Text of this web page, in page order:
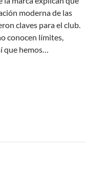
moderna de las
claves para el club.
conocen límites,
que hemos…